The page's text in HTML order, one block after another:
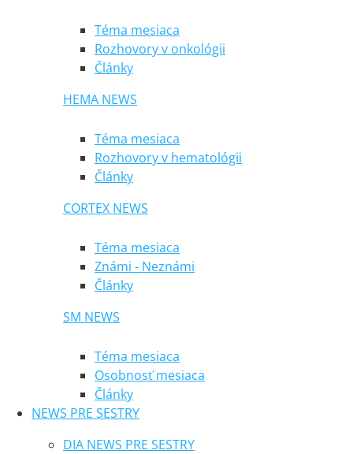
Téma mesiaca
Rozhovory v onkológii
Články
HEMA NEWS
Téma mesiaca
Rozhovory v hematológii
Články
CORTEX NEWS
Téma mesiaca
Známi - Neznámi
Články
SM NEWS
Téma mesiaca
Osobnosť mesiaca
Články
NEWS PRE SESTRY
DIA NEWS PRE SESTRY